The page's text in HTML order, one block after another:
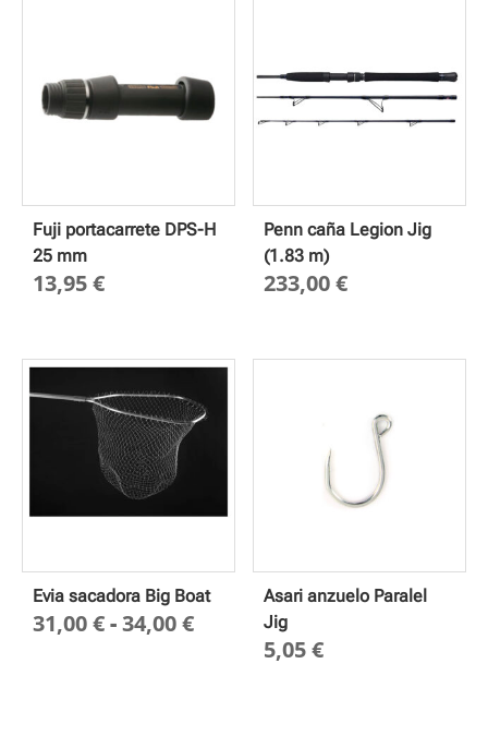
Fuji portacarrete DPS-H
25 mm
13,95€
Penn caña Legion Jig
(1.83 m)
233,00€
Evia sacadora Big Boat
31,00€-34,00€Rango
Asari anzuelo Paralel
Jig
5,05€